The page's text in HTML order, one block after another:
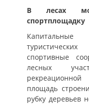
В лесах
спортплощадку
спортивные
лесных
площадь
рубку деревьев